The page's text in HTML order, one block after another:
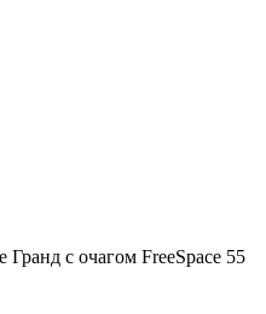
с очагом FreeSpace 55